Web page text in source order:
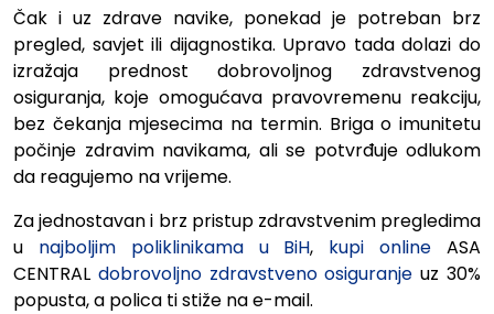
Čak i uz zdrave navike, ponekad je potreban brz
pregled, savjet ili dijagnostika. Upravo tada dolazi do
izražaja prednost dobrovoljnog zdravstvenog
osiguranja, koje omogućava pravovremenu reakciju,
bez čekanja mjesecima na termin. Briga o imunitetu
počinje zdravim navikama, ali se potvrđuje odlukom
da reagujemo na vrijeme.
Za jednostavan i brz pristup zdravstvenim pregledima
u najboljim poliklinikama u BiH, kupi online ASA
CENTRAL dobrovoljno zdravstveno osiguranje uz 30%
popusta, a polica ti stiže na e-mail.